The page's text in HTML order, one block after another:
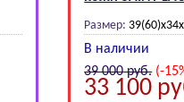
Размер:
В наличии
39 000руб.(-
33 100